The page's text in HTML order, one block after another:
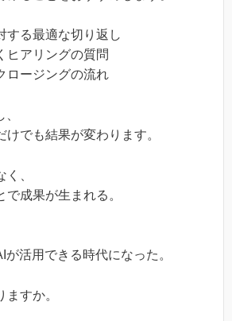
する最適な切り返し
ヒアリングの質問
ロージングの流れ
でも結果が変わります。
、
成果が生まれる。
活用できる時代になった。
すか。